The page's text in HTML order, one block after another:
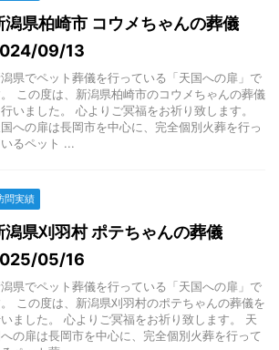
潟県柏崎市 コウメちゃんの葬儀
09/13
県でペット葬儀を行っている「天国への扉」で
この度は、新潟県柏崎市のコウメちゃんの葬儀
いました。 心よりご冥福をお祈り致します。
への扉は長岡市を中心に、完全個別火葬を行っ
るペット ...
問実績
潟県刈羽村 ポテちゃんの葬儀
05/16
県でペット葬儀を行っている「天国への扉」で
この度は、新潟県刈羽村のポテちゃんの葬儀を
ました。 心よりご冥福をお祈り致します。 天
の扉は長岡市を中心に、完全個別火葬を行って